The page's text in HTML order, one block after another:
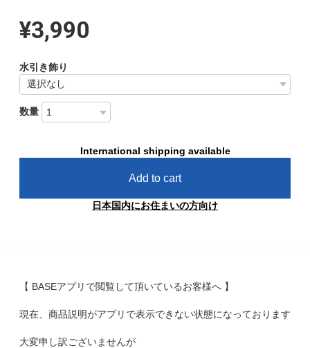
¥3,990
水引き飾り
数量
International shipping available
Add to cart
日本国内にお住まいの方向け
【 BASEアプリで閲覧して頂いているお客様へ 】
現在、商品説明がアプリで表示できない状態になっております
大変申し訳ございませんが